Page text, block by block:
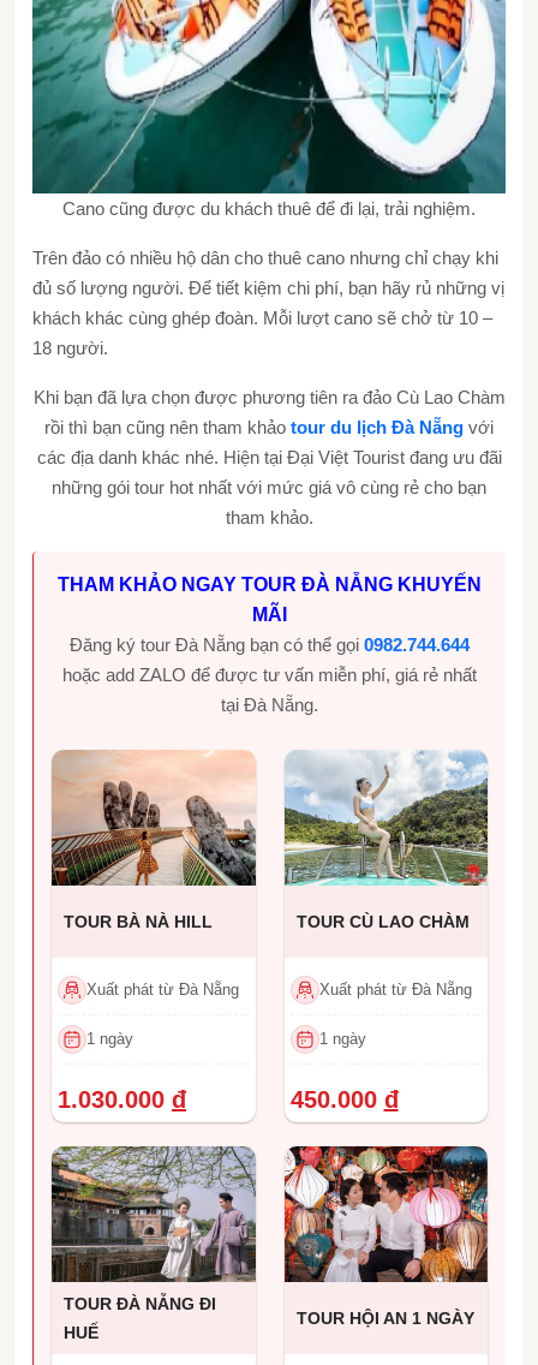
Cano cũng được du khách thuê để đi lại, trải nghiệm.
Trên đảo có nhiều hộ dân cho thuê cano nhưng chỉ chạy khi
đủ số lượng người. Để tiết kiệm chi phí, bạn hãy rủ những vị
khách khác cùng ghép đoàn. Mỗi lượt cano sẽ chở từ 10 –
18 người.
Khi bạn đã lựa chọn được phương tiên ra đảo Cù Lao Chàm
rồi thì bạn cũng nên tham khảo tour du lịch Đà Nẵng với
các địa danh khác nhé. Hiện tại Đại Việt Tourist đang ưu đãi
những gói tour hot nhất với mức giá vô cùng rẻ cho bạn
tham khảo.
THAM KHẢO NGAY TOUR ĐÀ NẴNG KHUYẾN
MÃI
Đăng ký tour Đà Nẵng bạn có thể gọi 0982.744.644
hoặc add ZALO để được tư vấn miễn phí, giá rẻ nhất
tại Đà Nẵng.
TOUR BÀ NÀ HILL
Xuất phát từ Đà Nẵng
1 ngày
1.030.000 đ
TOUR CÙ LAO CHÀM
Xuất phát từ Đà Nẵng
1 ngày
450.000 đ
TOUR ĐÀ NẴNG ĐI
HUẾ
TOUR HỘI AN 1 NGÀY